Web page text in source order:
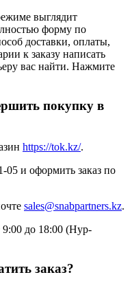
выглядит
форму по
доставки, оплаты,
к заказу написать
вас найти. Нажмите
покупку в
https://tok.kz/.
05 и оформить заказ по
sales@snabpartners.kz.
9:00 до 18:00 (Нур-
заказ?